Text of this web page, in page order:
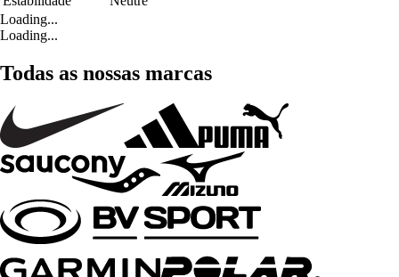
Loading...
Loading...
Todas as nossas marcas